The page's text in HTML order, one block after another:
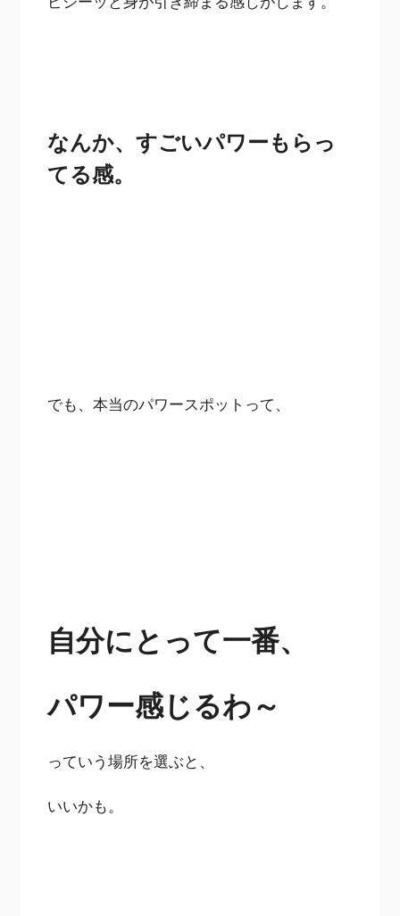
なんか、すごいパワーもらっ
てる感。
でも、本当のパワースポットって、
自分にとって一番、
パワー感じるわ～
っていう場所を選ぶと、
いいかも。